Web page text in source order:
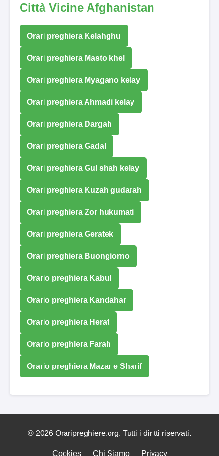
Città Vicine Afghanistan
Orari preghiera Kelahghu
Orari preghiera Masto khel
Orari preghiera Myagano kelay
Orari preghiera Ahmadi kelay
Orari preghiera Dargah
Orari preghiera Gadal
Orari preghiera Gul shah kelay
Orari preghiera Kuzah gudarah
Orari preghiera Zor hukumati
Orari preghiera Geratek
Orari preghiera Buongiorno
Orario preghiera Kabul
Orario preghiera Kandahar
Orario preghiera Herat
Orario preghiera Farah
Orario preghiera Mazar e Sharif
© 2026 Oraripreghiere.org. Tutti i diritti riservati.
Cookies Chi Siamo Privacy